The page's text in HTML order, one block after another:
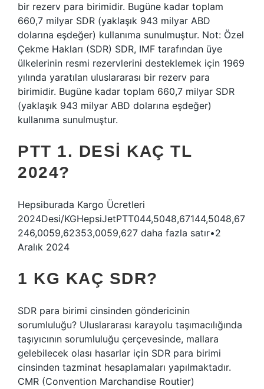
bir rezerv para birimidir. Bugüne kadar toplam
660,7 milyar SDR (yaklaşık 943 milyar ABD
dolarına eşdeğer) kullanıma sunulmuştur. Not: Özel
Çekme Hakları (SDR) SDR, IMF tarafından üye
ülkelerinin resmi rezervlerini desteklemek için 1969
yılında yaratılan uluslararası bir rezerv para
birimidir. Bugüne kadar toplam 660,7 milyar SDR
(yaklaşık 943 milyar ABD dolarına eşdeğer)
kullanıma sunulmuştur.
PTT 1. DESI KAÇ TL
2024?
Hepsiburada Kargo Ücretleri
2024Desi/KGHepsiJetPTT044,5048,67144,5048,67
246,0059,62353,0059,627 daha fazla satır•2
Aralık 2024
1 KG KAÇ SDR?
SDR para birimi cinsinden göndericinin
sorumluluğu? Uluslararası karayolu taşımacılığında
taşıyıcının sorumluluğu çerçevesinde, mallara
gelebilecek olası hasarlar için SDR para birimi
cinsinden tazminat hesaplamaları yapılmaktadır.
CMR (Convention Marchandise Routier)